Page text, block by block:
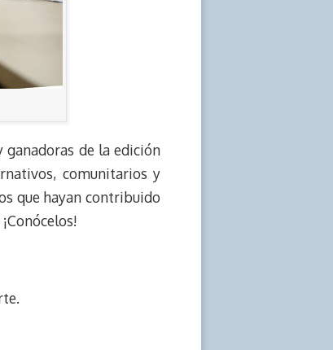
ganadoras de la edición
comunitarios y
que hayan contribuido